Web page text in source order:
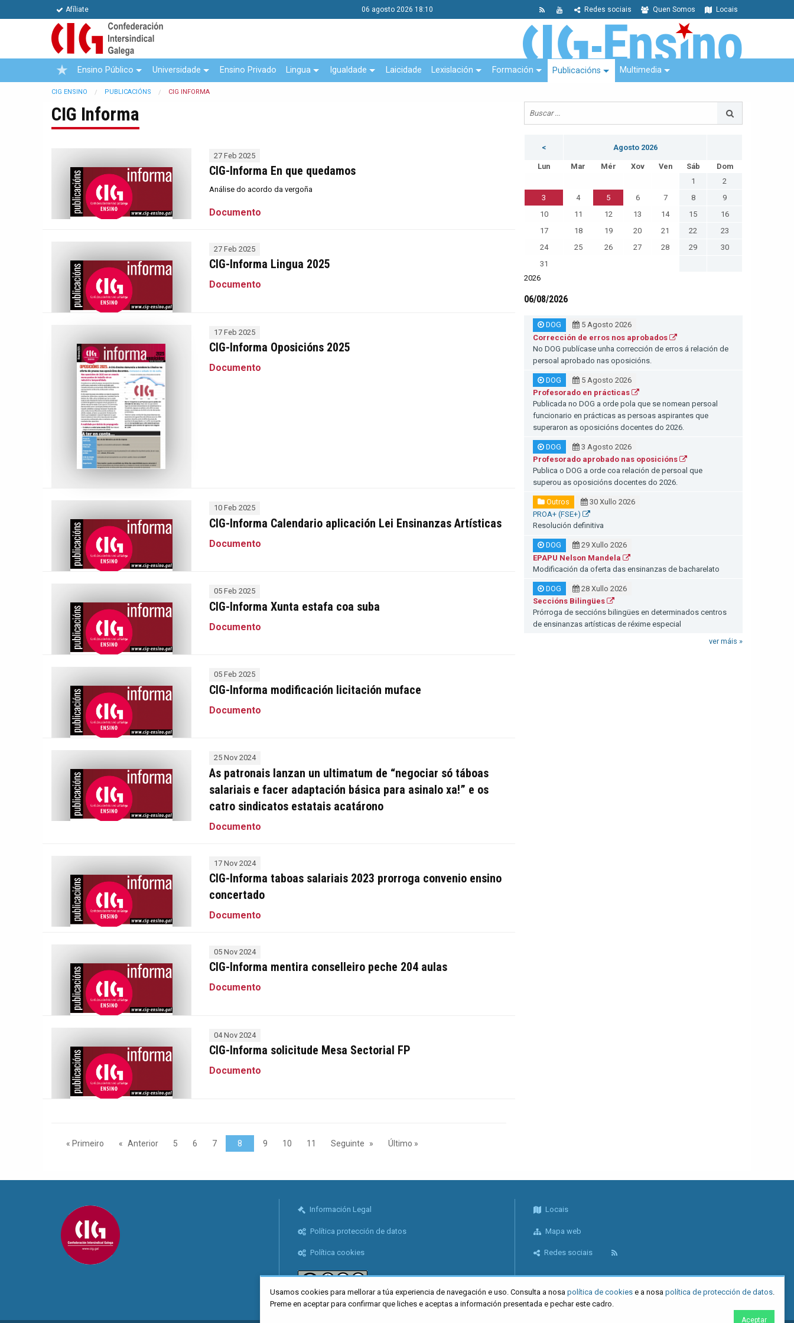
Afíliate 06 agosto 2026 18:10 Locais
Quen Somos
Redes sociais
Ensino Público Universidade Ensino Privado Lingua Igualdade Laicidade Lexislación Formación Publicacións Multimedia
CIG ENSINO PUBLICACIÓNS CIG INFORMA
CIG Informa
27 Feb 2025
CIG-Informa En que quedamos
Análise do acordo da vergoña
Documento
27 Feb 2025
CIG-Informa Lingua 2025
Documento
17 Feb 2025
CIG-Informa Oposicións 2025
Documento
10 Feb 2025
CIG-Informa Calendario aplicación Lei Ensinanzas Artísticas
Documento
05 Feb 2025
CIG-Informa Xunta estafa coa suba
Documento
05 Feb 2025
CIG-Informa modificación licitación muface
Documento
25 Nov 2024
As patronais lanzan un ultimatum de “negociar só táboas
salariais e facer adaptación básica para asinalo xa!” e os
catro sindicatos estatais acatárono
Documento
17 Nov 2024
CIG-Informa taboas salariais 2023 prorroga convenio ensino
concertado
Documento
05 Nov 2024
CIG-Informa mentira conselleiro peche 204 aulas
Documento
04 Nov 2024
CIG-Informa solicitude Mesa Sectorial FP
Documento
« Primeiro Anterior 5 6 7 8 9 10 11 Seguinte Último »
< Agosto 2026
Lun Mar Mér Xov Ven Sáb
Dom
1
2
3
4 5 6 7 8
9
10
11 12 13 14 15
16
17
18 19 20 21 22
23
24
25 26 27 28 29
30
31
2026
06/08/2026
DOG
5 Agosto 2026
Corrección de erros nos aprobados
No DOG publícase unha corrección de erros á relación de
persoal aprobado nas oposicións.
DOG
5 Agosto 2026
Profesorado en prácticas
Publicada no DOG a orde pola que se nomean persoal
funcionario en prácticas as persoas aspirantes que
superaron as oposicións docentes do 2026.
DOG
3 Agosto 2026
Profesorado aprobado nas oposicións
Publica o DOG a orde coa relación de persoal que
superou as oposicións docentes do 2026.
Outros
30 Xullo 2026
PROA+ (FSE+)
Resolución definitiva
DOG
29 Xullo 2026
EPAPU Nelson Mandela
Modificación da oferta das ensinanzas de bacharelato
DOG
28 Xullo 2026
Seccións Bilingües
Prórroga de seccións bilingües en determinados centros
de ensinanzas artísticas de réxime especial
ver máis »
Información Legal
Política protección de datos
Política cookies
Locais
Mapa web
Redes sociais
Usamos cookies para mellorar a túa experiencia de navegación e uso. Consulta a nosa política de cookies e a nosa política de protección de datos
Preme en aceptar para confirmar que liches e aceptas a información presentada e pechar este cadro.
Aceptar